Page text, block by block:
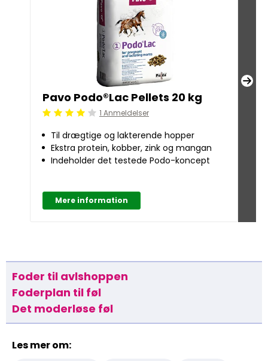
Pavo Podo®Lac Pellets 20 kg
Beoordeling: 4/51 Anmeldelser
Til drægtige og lakterende hopper
Ekstra protein, kobber, zink og mangan
Indeholder det testede Podo-koncept
Mere information
Foder til avlshoppen
Foderplan til føl
Det moderløse føl
Les mer om: